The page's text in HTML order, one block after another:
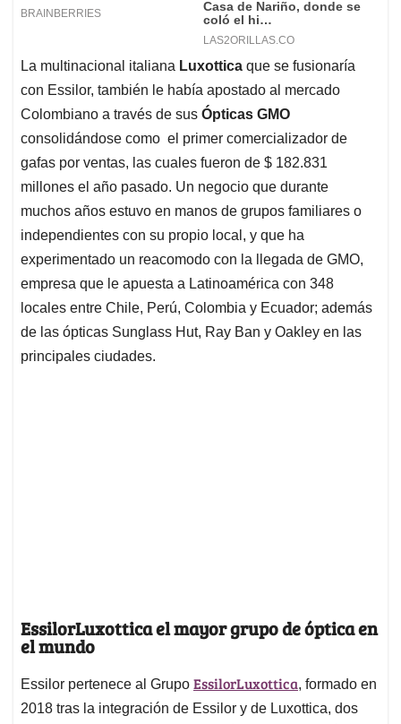
La multinacional italiana Luxottica que se fusionaría
con Essilor, también le había apostado al mercado
Colombiano a través de sus Ópticas GMO
consolidándose como el primer comercializador de
gafas por ventas, las cuales fueron de $ 182.831
millones el año pasado. Un negocio que durante
muchos años estuvo en manos de grupos familiares o
independientes con su propio local, y que ha
experimentado un reacomodo con la llegada de GMO,
empresa que le apuesta a Latinoamérica con 348
locales entre Chile, Perú, Colombia y Ecuador; además
de las ópticas Sunglass Hut, Ray Ban y Oakley en las
principales ciudades.
EssilorLuxottica el mayor grupo de óptica en
el mundo
Essilor pertenece al Grupo EssilorLuxottica, formado en
2018 tras la integración de Essilor y de Luxottica, dos